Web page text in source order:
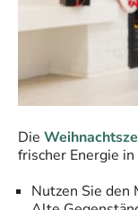
Die
frischer Energie
Nutzen Sie den